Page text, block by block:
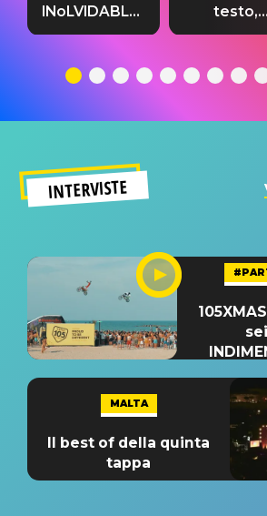
INoLVIDABLE”:
testo,
significato
testo,
del
INTERVISTE
MALTA
Il best of della quinta
tappa